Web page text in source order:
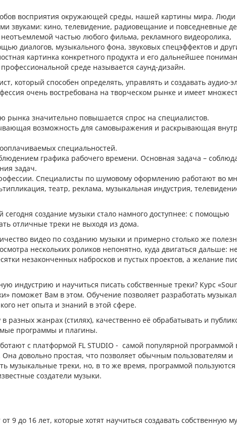
восприятия окружающей среды, нашей картины мира. Люди
звуками: кино, телевидение, радиовещание и повседневные
частью любого фильма, рекламного видеоролика,
диалогов, музыкального фона, звуковых спецэффектов и
картинка конкретного продукта и его дальнейшее
среде называется саунд-дизайн.
который способен определять, управлять и создавать аудио-
очень востребована на творческом рынке и имеет
рынка значительно повышается спрос на специалистов.
возможность для самовыражения и раскрывающая
специальностей.
графика рабочего времени. Основная задача –
задач.
Специалисты по шумовому оформлению работают во
театр, реклама, музыкальная индустрия,
сегодня создание музыки стало намного доступнее: с помощью
отличные треки не выходя из дома.
видео по созданию музыки и примерно столько же
нескольких роликов непонятно, куда двигаться дальше:
незаконченных набросков и пустых проектов, а желание
индустрию и научиться писать собственные треки? Курс
поможет Вам в этом. Обучение позволяет разработать
нет опыта и знаний в этой сфере.
разных жанрах (стилях), качественно её обрабатывать и
программы и плагины.
с платформой FL STUDIO - самой популярной программой
довольно простая, что позволяет обычным пользователям и
музыкальные треки, но, в то же время, программой пользуются
создатели музыки.
9 до 16 лет, которые хотят научиться создавать собственную